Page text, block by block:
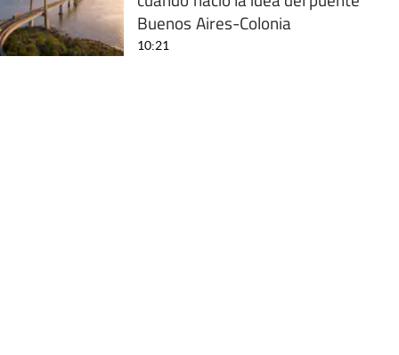
Buenos Aires-Colonia
10:21